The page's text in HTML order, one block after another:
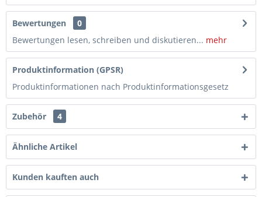
Bewertungen
0
Bewertungen lesen, schreiben und diskutieren... mehr
Produktinformation (GPSR)
Produktinformationen nach Produktinformationsgesetz
Zubehör 4
Ähnliche Artikel
Kunden kauften auch